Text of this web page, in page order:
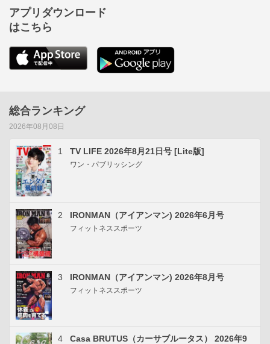
アプリダウンロード
はこちら
総合ランキング
2026年08月08日
1 TV LIFE 2026年8月21日号 [Lite版]
ワン・パブリッシング
2 IRONMAN（アイアンマン) 2026年6月号
フィットネススポーツ
3 IRONMAN（アイアンマン) 2026年8月号
フィットネススポーツ
4
Casa BRUTUS（カーサブルータス） 2026年9